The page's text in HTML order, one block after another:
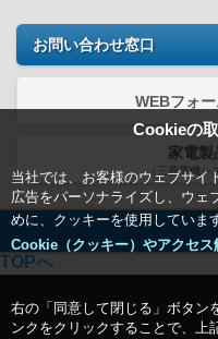
Cookieの
当社では、お客様のウェブサイ
広告をパーソナライズし、ウェ
めに、クッキーを使用していま
Cookie（クッキー）やアクセス
右の「同意して閉じる」ボタン
ンクをクリックすることで、上
お問い合わせ窓口
WEBフォ
家電製
（三菱電機
TOPへ